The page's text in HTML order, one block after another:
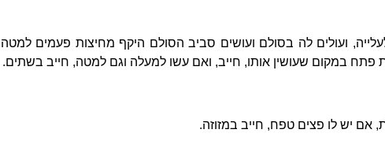
ועולים לה בסולם ועושים סביב הסולם היקף מחיצות פעמים
פתח במקום שעושין אותו, חייב, ואם עשו למעלה וגם למטה, חייב בשתים.
אם יש לו פצים טפח, חייב במזוזה.